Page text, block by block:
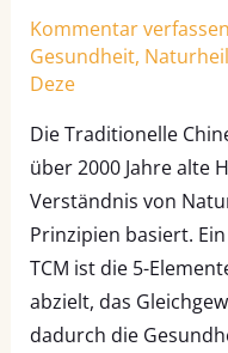
Kommentar verfassen
Gesundheit,
Deze
Die Traditionelle
über 2000 Jahre alte
Verständnis von
Prinzipien basiert.
TCM ist die 5-
abzielt, das
dadurch die